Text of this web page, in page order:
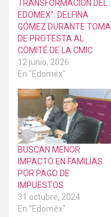
TRANSFORMACIÓN DEL
EDOMEX”: DELFINA
GÓMEZ DURANTE TOMA
DE PROTESTA AL
COMITÉ DE LA CMIC
12 junio, 2026
En "Edoméx"
BUSCAN MENOR
IMPACTO EN FAMILIAS
POR PAGO DE
IMPUESTOS
31 octubre, 2024
En "Edoméx"